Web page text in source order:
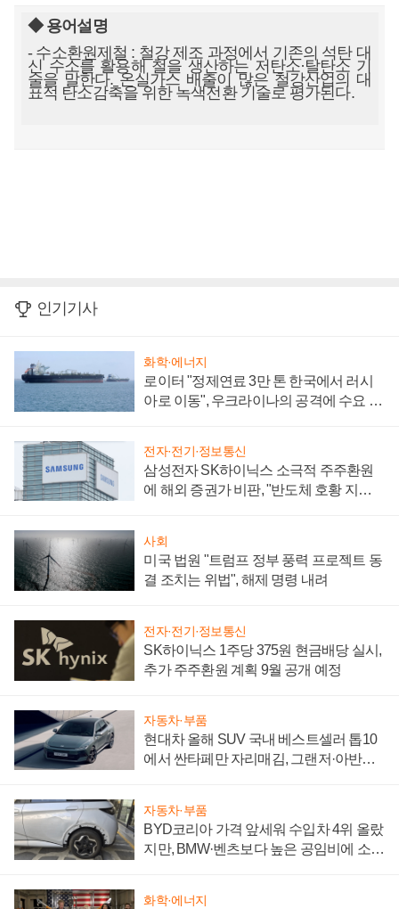
◆ 용어설명
- 수소환원제철 : 철강 제조 과정에서 기존의 석탄 대
신 수소를 활용해 철을 생산하는 저탄소·탈탄소 기
술을 말한다. 온실가스 배출이 많은 철강산업의 대
표적 탄소감축을 위한 녹색전환 기술로 평가된다.
인기기사
화학·에너지
로이터 "정제연료 3만 톤 한국에서 러시
아로 이동", 우크라이나의 공격에 수요 늘
전자·전기·정보통신
삼성전자 SK하이닉스 소극적 주주환원
에 해외 증권가 비판, "반도체 호황 지속
사회
미국 법원 "트럼프 정부 풍력 프로젝트 동
결 조치는 위법", 해제 명령 내려
전자·전기·정보통신
SK하이닉스 1주당 375원 현금배당 실시,
추가 주주환원 계획 9월 공개 예정
자동차·부품
현대차 올해 SUV 국내 베스트셀러 톱10
에서 싼타페만 자리매김, 그랜저·아반떼
자동차·부품
BYD코리아 가격 앞세워 수입차 4위 올랐
지만, BMW·벤츠보다 높은 공임비에 소비
화학·에너지